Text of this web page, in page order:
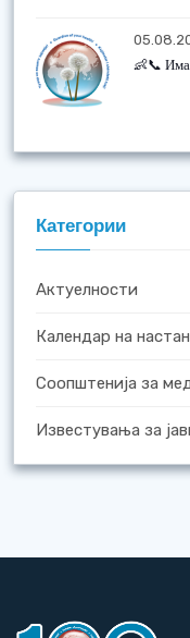
👶📞
Категории
Актуелности
Календар на
Соопштенија за
Известувања за